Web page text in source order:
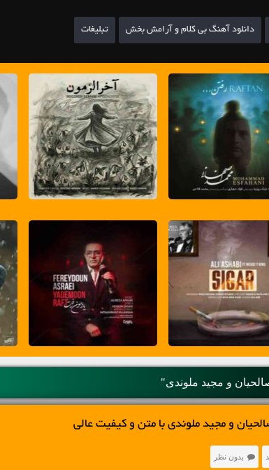
دانلود آهنگ بی کلام و آرامش بخش تبلیغات
و مجید ملوندی"
و مجید ملوندی با متن و کیفیت عالی
بدون نظر